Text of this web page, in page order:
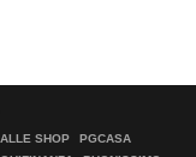
SHOP
PGCASA